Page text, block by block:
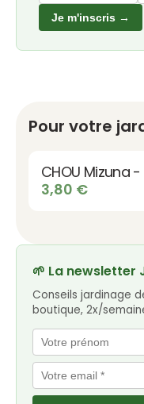
Je m'inscris →
Pour votre
CHOU Mizuna
3,80 €
🌱 La newsletter
Conseils jardinage
boutique, 2x/